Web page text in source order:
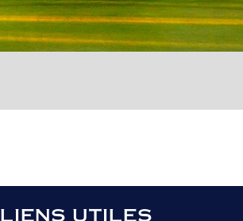
LIENS UTILES